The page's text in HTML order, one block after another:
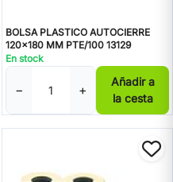
BOLSA PLASTICO AUTOCIERRE
120x180 MM PTE/100 13129
En stock
− +
Añadir a
la cesta